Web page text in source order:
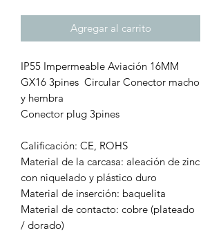
Agregar al carrito
IP55 Impermeable Aviación 16MM
GX16 3pines Circular Conector macho
y hembra
Conector plug 3pines
Calificación: CE, ROHS
Material de la carcasa: aleación de zinc
con niquelado y plástico duro
Material de inserción: baquelita
Material de contacto: cobre (plateado
/ dorado)